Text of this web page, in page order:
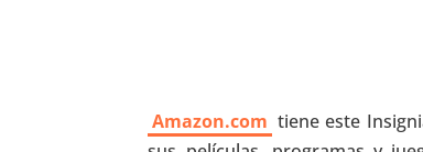
Amazon.com tiene este